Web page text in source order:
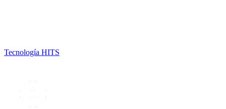
Tecnología HITS